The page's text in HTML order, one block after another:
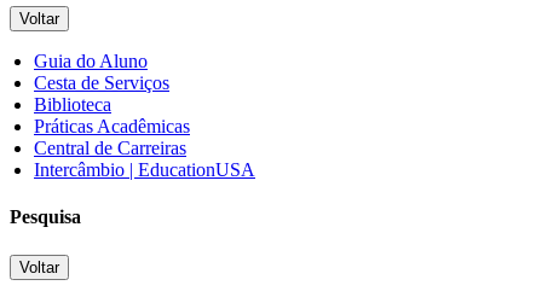
Voltar
Guia do Aluno
Cesta de Serviços
Biblioteca
Práticas Acadêmicas
Central de Carreiras
Intercâmbio | EducationUSA
Pesquisa
Voltar